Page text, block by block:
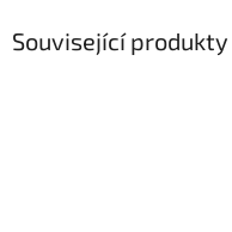
Související produkty